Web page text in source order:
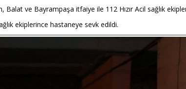
Balat ve Bayrampaşa itfaiye ile 112 Hızır Acil sağlık
ekiplerince hastaneye sevk edildi.